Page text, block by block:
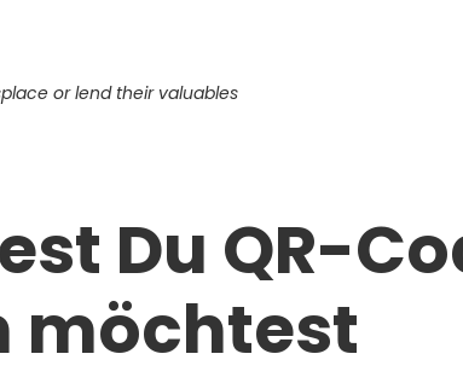
or lend their valuables
Du QR-
möchtest